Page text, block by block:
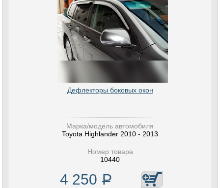
Дефлекторы боковых окон
Марка/модель автомобиля
Toyota Highlander 2010 - 2013
Номер товара
10440
4 250 Р